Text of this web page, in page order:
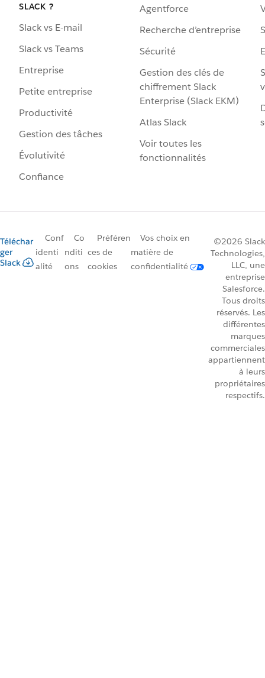
SLACK ?
Slack vs E-mail
Slack vs Teams
Entreprise
Petite entreprise
Productivité
Gestion des tâches
Évolutivité
Confiance
Agentforce
Recherche d’entreprise
Sécurité
Gestion des clés de
chiffrement Slack
Enterprise (Slack EKM)
Atlas Slack
Voir toutes les
fonctionnalités
Téléchar
ger
Slack
Conf
identi
alité
Co
nditi
ons
Préféren
ces de
cookies
Vos choix en
matière de
confidentialité
©2026 Slack
Technologies,
LLC, une
entreprise
Salesforce.
Tous droits
réservés. Les
différentes
marques
commerciales
appartiennent
à leurs
propriétaires
respectifs.